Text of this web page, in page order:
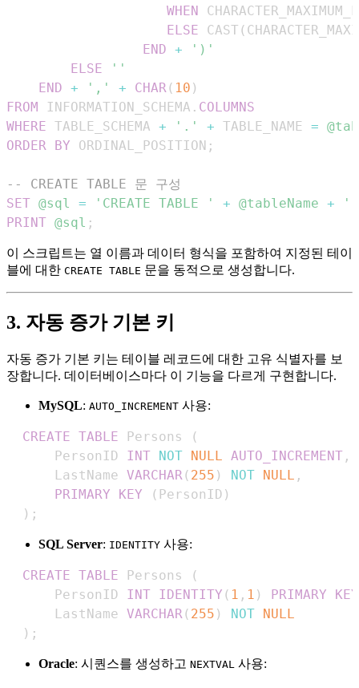
WHEN
ELSE CAST (
END +
')'
ELSE
''
END + ',' + CHAR ( 10 )
FROM INFORMATION_SCHEMA . COLUMNS
WHERE TABLE_SCHEMA + '.' + TABLE_NAME =
ORDER
BY ORDINAL_POSITION ;
-- CREATE TABLE 문 구성
SET @sql = 'CREATE TABLE ' + @tableName +
'
PRINT @sql ;
이 스크립트는 열 이름과 데이터 형식을 포함하여 지정된 테이
블에 대한 CREATE TABLE 문을 동적으로 생성합니다.
3. 자동 증가 기본 키
자동 증가 기본 키는 테이블 레코드에 대한 고유 식별자를 보
장합니다. 데이터베이스마다 이 기능을 다르게 구현합니다.
MySQL: AUTO_INCREMENT 사용:
CREATE TABLE Persons
(
      PersonID
INT NOT NULL AUTO_INCREMENT ,
      LastName
VARCHAR ( 255 ) NOT NULL ,
PRIMARY
KEY ( PersonID )
) ;
SQL Server: IDENTITY 사용:
CREATE TABLE Persons
(
      PersonID
INT IDENTITY ( 1 , 1 ) PRIMARY
KEY
      LastName
VARCHAR ( 255 ) NOT NULL
) ;
Oracle: 시퀀스를 생성하고 NEXTVAL 사용: